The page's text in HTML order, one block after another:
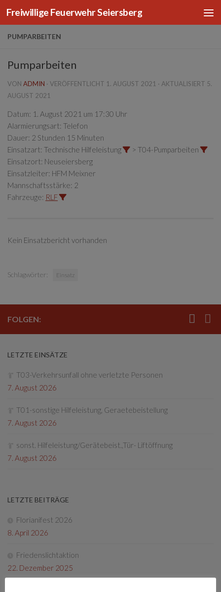
Zum Inhalt springen
Freiwillige Feuerwehr Seiersberg
PUMPARBEITEN
Pumparbeiten
VON ADMIN · VERÖFFENTLICHT 1. AUGUST 2021 · AKTUALISIERT 5.
AUGUST 2021
Datum: 1. August 2021 um 17:30 Uhr
Alarmierungsart: Telefon
Dauer: 2 Stunden 15 Minuten
Einsatzart: Technische Hilfeleistung
> T04-Pumparbeiten
Einsatzort: Neuseiersberg
Einsatzleiter: HFM Meixner
Mannschaftsstärke: 2
Fahrzeuge: RLF
Kein Einsatzbericht vorhanden
Schlagwörter: Einsatz
FOLGEN:
LETZTE EINSÄTZE
T03-Verkehrsunfall ohne verletzte Personen
7. August 2026
T01-sonstige Hilfeleistung, Geraetebeistellung
7. August 2026
sonst. Hilfeleistung/Gerätebeist.,Tür- Liftöffnung
7. August 2026
LETZTE BEITRÄGE
Florianifest 2026
8. April 2026
Friedenslichtaktion
22. Dezember 2025